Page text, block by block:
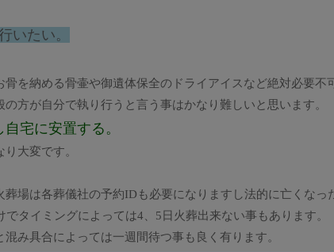
いたい。
を納める骨壷や御遺体保全のドライアイスなど絶対必要不
方が自分で執り行うと言う事はかなり難しいと思います。
宅に安置する。
大変です。
場は各葬儀社の予約IDも必要になりますし法的に亡くなっ
タイミングによっては4、5日火葬出来ない事もあります。
み具合によっては一週間待つ事も良く有ります。